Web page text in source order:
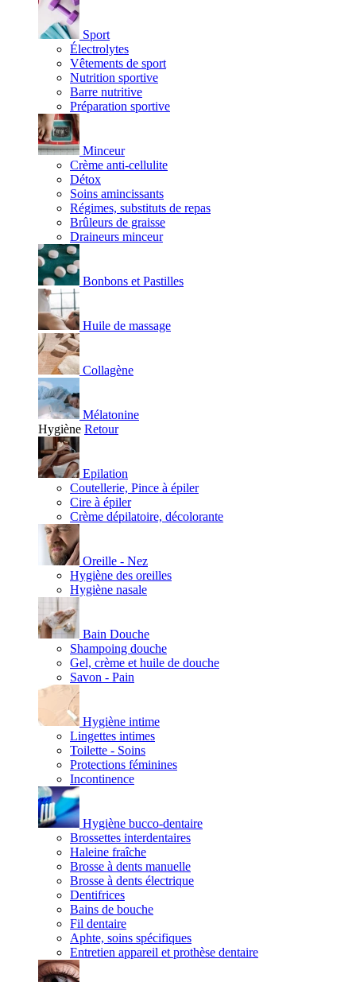
Sport
Électrolytes
Vêtements de sport
Nutrition sportive
Barre nutritive
Préparation sportive
Minceur
Crème anti-cellulite
Détox
Soins amincissants
Régimes, substituts de repas
Brûleurs de graisse
Draineurs minceur
Bonbons et Pastilles
Huile de massage
Collagène
Mélatonine
Hygiène Retour
Epilation
Coutellerie, Pince à épiler
Cire à épiler
Crème dépilatoire, décolorante
Oreille - Nez
Hygiène des oreilles
Hygiène nasale
Bain Douche
Shampoing douche
Gel, crème et huile de douche
Savon - Pain
Hygiène intime
Lingettes intimes
Toilette - Soins
Protections féminines
Incontinence
Hygiène bucco-dentaire
Brossettes interdentaires
Haleine fraîche
Brosse à dents manuelle
Brosse à dents électrique
Dentifrices
Bains de bouche
Fil dentaire
Aphte, soins spécifiques
Entretien appareil et prothèse dentaire